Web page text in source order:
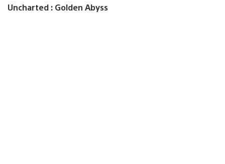
Uncharted : Golden Abyss